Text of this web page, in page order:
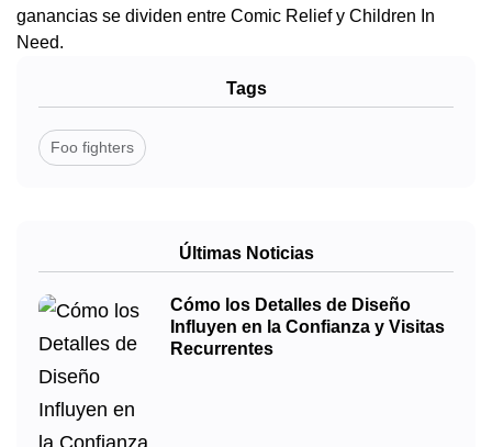
ganancias se dividen entre Comic Relief y Children In
Need.
Tags
Foo fighters
Últimas Noticias
Cómo los Detalles de Diseño
Influyen en la Confianza y Visitas
Recurrentes